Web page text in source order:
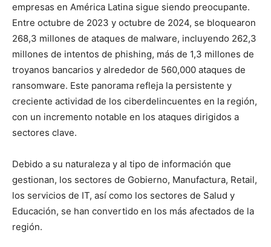
empresas en América Latina sigue siendo preocupante.
Entre octubre de 2023 y octubre de 2024, se bloquearon
268,3 millones de ataques de malware, incluyendo 262,3
millones de intentos de phishing, más de 1,3 millones de
troyanos bancarios y alrededor de 560,000 ataques de
ransomware. Este panorama refleja la persistente y
creciente actividad de los ciberdelincuentes en la región,
con un incremento notable en los ataques dirigidos a
sectores clave.
Debido a su naturaleza y al tipo de información que
gestionan, los sectores de Gobierno, Manufactura, Retail,
los servicios de IT, así como los sectores de Salud y
Educación, se han convertido en los más afectados de la
región.